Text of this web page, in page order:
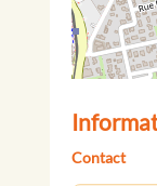
Contact